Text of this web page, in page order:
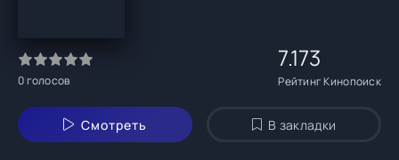
0голосов
7.173
Рейтинг Кинопоиск
Смотреть В закладки